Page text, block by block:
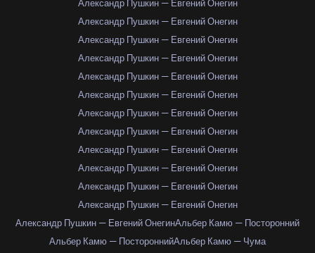
Александр Пушкин — Евгений Онегин
Александр Пушкин — Евгений Онегин
Александр Пушкин — Евгений Онегин
Александр Пушкин — Евгений Онегин
Александр Пушкин — Евгений Онегин
Александр Пушкин — Евгений Онегин
Александр Пушкин — Евгений Онегин
Александр Пушкин — Евгений Онегин
Александр Пушкин — Евгений Онегин
Александр Пушкин — Евгений Онегин
Александр Пушкин — Евгений Онегин
Александр Пушкин — Евгений Онегин
Александр Пушкин — Евгений ОнегинАльбер Камю — Посторонний
Альбер Камю — ПостороннийАльбер Камю — Чума